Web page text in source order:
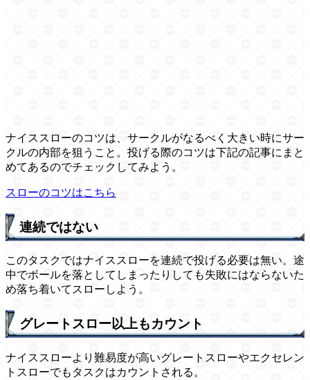
ナイススローのコツは、サークルがなるべく大きい時にサー
クルの内部を狙うこと。投げる際のコツは下記の記事にまと
めてあるのでチェックしてみよう。
スローのコツはこちら
連続ではない
このタスクではナイススローを連続で投げる必要は無い。途
中でボールを落としてしまったりしても失敗にはならないた
め落ち着いてスローしよう。
グレートスロー以上もカウント
ナイススローより難易度が高いグレートスローやエクセレン
トスローでもタスクはカウントされる。